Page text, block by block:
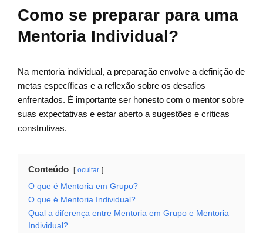
Como se preparar para uma
Mentoria Individual?
Na mentoria individual, a preparação envolve a definição de
metas específicas e a reflexão sobre os desafios
enfrentados. É importante ser honesto com o mentor sobre
suas expectativas e estar aberto a sugestões e críticas
construtivas.
Conteúdo ocultar
O que é Mentoria em Grupo?
O que é Mentoria Individual?
Qual a diferença entre Mentoria em Grupo e Mentoria
Individual?